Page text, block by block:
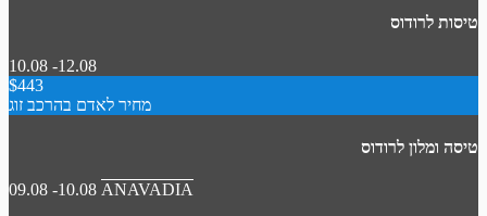
טיסות לרודוס
10.08 -12.08
$443
מחיר לאדם בהרכב זוג
טיסה ומלון לרודוס
09.08 -10.08 ANAVADIA